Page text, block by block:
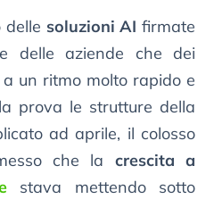
delle soluzioni AI firmate
delle aziende che dei
un ritmo molto rapido e
prova le strutture della
ad aprile, il colosso
che la crescita a
stava mettendo sotto